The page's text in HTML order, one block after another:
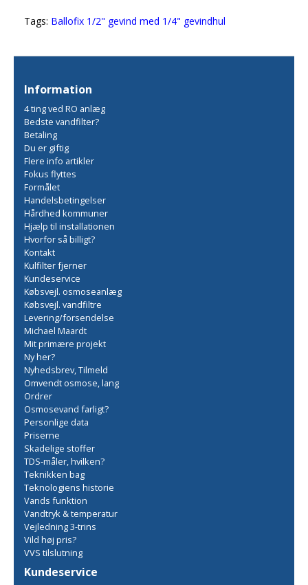
Tags: Ballofix 1/2" gevind med 1/4" gevindhul
Information
4 ting ved RO anlæg
Bedste vandfilter?
Betaling
Du er giftig
Flere info artikler
Fokus flyttes
Formålet
Handelsbetingelser
Hårdhed kommuner
Hjælp til installationen
Hvorfor så billigt?
Kontakt
Kulfilter fjerner
Kundeservice
Købsvejl. osmoseanlæg
Købsvejl. vandfiltre
Levering/forsendelse
Michael Maardt
Mit primære projekt
Ny her?
Nyhedsbrev, Tilmeld
Omvendt osmose, lang
Ordrer
Osmosevand farligt?
Personlige data
Priserne
Skadelige stoffer
TDS-måler, hvilken?
Teknikken bag
Teknologiens historie
Vands funktion
Vandtryk & temperatur
Vejledning 3-trins
Vild høj pris?
VVS tilslutning
Kundeservice